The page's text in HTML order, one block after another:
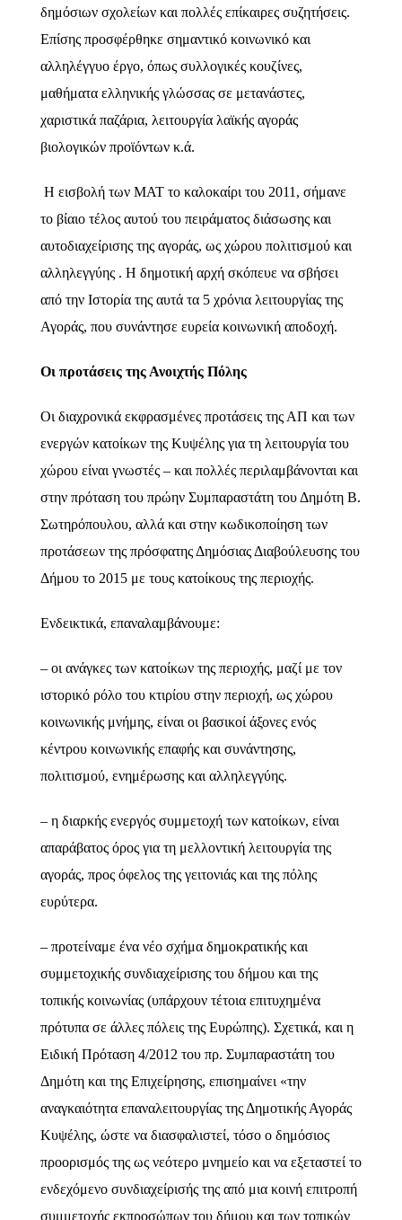
δημόσιων σχολείων και πολλές επίκαιρες συζητήσεις.
Επίσης προσφέρθηκε σημαντικό κοινωνικό και
αλληλέγγυο έργο, όπως συλλογικές κουζίνες,
μαθήματα ελληνικής γλώσσας σε μετανάστες,
χαριστικά παζάρια, λειτουργία λαϊκής αγοράς
βιολογικών προϊόντων κ.ά.
H εισβολή των ΜΑΤ το καλοκαίρι του 2011, σήμανε
το βίαιο τέλος αυτού του πειράματος διάσωσης και
αυτοδιαχείρισης της αγοράς, ως χώρου πολιτισμού και
αλληλεγγύης . Η δημοτική αρχή σκόπευε να σβήσει
από την Ιστορία της αυτά τα 5 χρόνια λειτουργίας της
Αγοράς, που συνάντησε ευρεία κοινωνική αποδοχή.
Οι προτάσεις της Ανοιχτής Πόλης
Οι διαχρονικά εκφρασμένες προτάσεις της ΑΠ και των
ενεργών κατοίκων της Κυψέλης για τη λειτουργία του
χώρου είναι γνωστές – και πολλές περιλαμβάνονται και
στην πρόταση του πρώην Συμπαραστάτη του Δημότη Β.
Σωτηρόπουλου, αλλά και στην κωδικοποίηση των
προτάσεων της πρόσφατης Δημόσιας Διαβούλευσης του
Δήμου το 2015 με τους κατοίκους της περιοχής.
Ενδεικτικά, επαναλαμβάνουμε:
– οι ανάγκες των κατοίκων της περιοχής, μαζί με τον
ιστορικό ρόλο του κτιρίου στην περιοχή, ως χώρου
κοινωνικής μνήμης, είναι οι βασικοί άξονες ενός
κέντρου κοινωνικής επαφής και συνάντησης,
πολιτισμού, ενημέρωσης και αλληλεγγύης.
– η διαρκής ενεργός συμμετοχή των κατοίκων, είναι
απαράβατος όρος για τη μελλοντική λειτουργία της
αγοράς, προς όφελος της γειτονιάς και της πόλης
ευρύτερα.
– προτείναμε ένα νέο σχήμα δημοκρατικής και
συμμετοχικής συνδιαχείρισης του δήμου και της
τοπικής κοινωνίας (υπάρχουν τέτοια επιτυχημένα
πρότυπα σε άλλες πόλεις της Ευρώπης). Σχετικά, και η
Ειδική Πρόταση 4/2012 του πρ. Συμπαραστάτη του
Δημότη και της Επιχείρησης, επισημαίνει «την
αναγκαιότητα επαναλειτουργίας της Δημοτικής Αγοράς
Κυψέλης, ώστε να διασφαλιστεί, τόσο ο δημόσιος
προορισμός της ως νεότερο μνημείο και να εξεταστεί το
ενδεχόμενο συνδιαχείρισής της από μια κοινή επιτροπή
συμμετοχής εκπροσώπων του δήμου και των τοπικών